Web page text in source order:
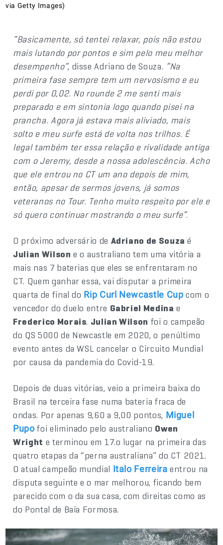
via Getty Images)
“Basicamente, só tentei relaxar, pois não estou
mais lutando por pontos e sim pelo meu melhor
desempenho”, disse Adriano de Souza. “Na
primeira fase sempre tem um nervosismo e eu
perdi por 0,02. No rounde 2 me senti mais
preparado e em sintonia logo quando pisei na
prancha. Agora já estava mais aliviado, mais
solto e meu surfe está de volta nos trilhos. É
legal também ter essa relação e rivalidade antiga
com o Jeremy, desde a nossa adolescência. Acho
que ele entrou no CT um ano depois de mim,
então, apesar de sermos jovens, já somos
veteranos no Tour. Tenho muito respeito por ele e
só quero continuar mostrando o meu surfe”.
O próximo adversário de Adriano de Souza é
Julian Wilson e o australiano tem uma vitória a
mais nas 7 baterias que eles se enfrentaram no
CT. Quem ganhar essa, vai disputar a primeira
quarta de final do Rip Curl Newcastle Cup com o
vencedor do duelo entre Gabriel Medina e
Frederico Morais. Julian Wilson foi o campeão
do QS 5000 de Newcastle em 2020, o penúltimo
evento antes da WSL cancelar o Circuito Mundial
por causa da pandemia do Covid-19.
Depois de duas vitórias, veio a primeira baixa do
Brasil na terceira fase numa bateria fraca de
ondas. Por apenas 9,60 a 9,00 pontos, Miguel
Pupofoi eliminado pelo australiano Owen
Wright e terminou em 17.o lugar na primeira das
quatro etapas da “perna australiana” do CT 2021.
O atual campeão mundial Italo Ferreira entrou na
disputa seguinte e o mar melhorou, ficando bem
parecido com o da sua casa, com direitas como as
do Pontal de Baía Formosa.